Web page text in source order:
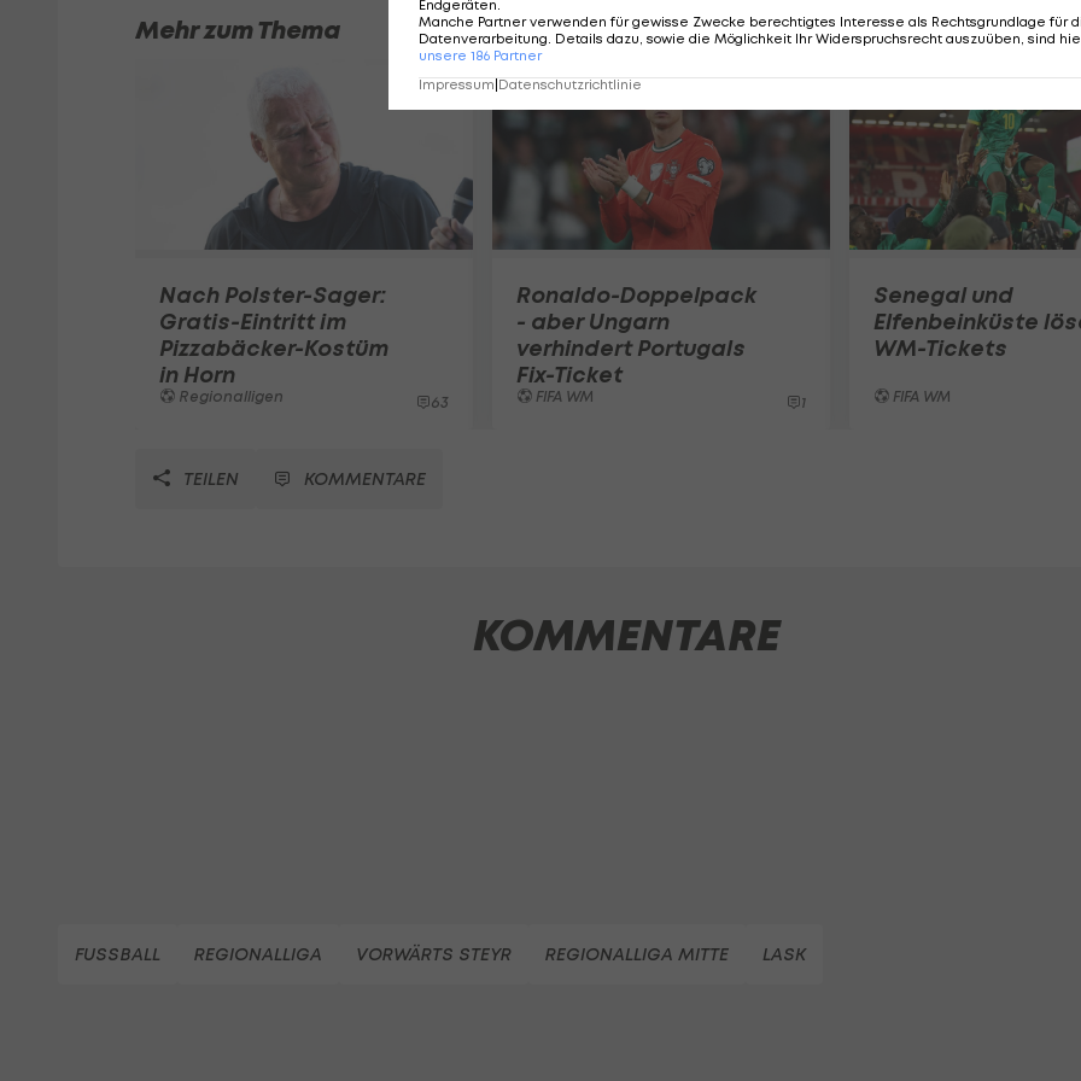
Mehr zum Thema
Nach Polster-Sager:
Gratis-Eintritt im
Pizzabäcker-Kostüm
in Horn
Regionalligen 63
Ronaldo-Doppelpack
- aber Ungarn
verhindert Portugals
Fix-Ticket
FIFA WM 1
Senegal und
Elfenbeinküste
WM-Tickets
FIFA WM
TEILEN KOMMENTARE
KOMMENTARE
FUSSBALL REGIONALLIGA VORWÄRTS STEYR REGIONALLIGA MITTE LASK
Endgeräten.
Manche Partner verwenden für gewisse Zwecke berechtigtes Interesse als Rechtsgrundlage für
Datenverarbeitung. Details dazu, sowie die Möglichkeit Ihr Widerspruchsrecht auszuüben, sind
unsere 186 Partner
Impressum Datenschutzrichtlinie